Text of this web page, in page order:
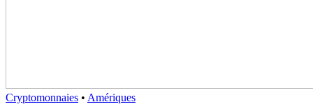
Cryptomonnaies • Amériques